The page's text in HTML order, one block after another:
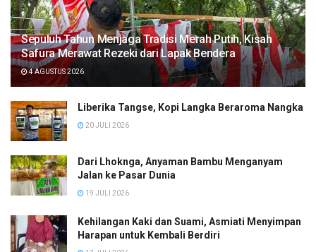
Sepuluh Tahun Menjaga Tradisi Merah Putih, Kisah
Safura Merawat Rezeki dari Lapak Bendera
4 AGUSTUS 2026
Liberika Tangse, Kopi Langka Beraroma Nangka
20 JULI 2026
Dari Lhoknga, Anyaman Bambu Menganyam
Jalan ke Pasar Dunia
19 JULI 2026
Kehilangan Kaki dan Suami, Asmiati Menyimpan
Harapan untuk Kembali Berdiri